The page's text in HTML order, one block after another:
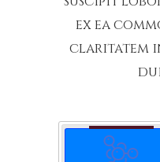
ex ea
claritatem